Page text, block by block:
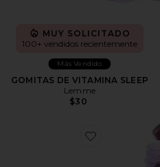
MUY SOLICITADO
100+ vendidos recientemente
Más Vendido
GOMITAS DE VITAMINA SLEEP
Lemme
$30
Favorite